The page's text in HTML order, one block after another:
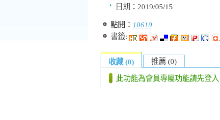
日期： 2019/05/15
點閱： 10619
書籤:
收藏 (0) 推薦 (0)
此功能為會員專屬功能請先登入